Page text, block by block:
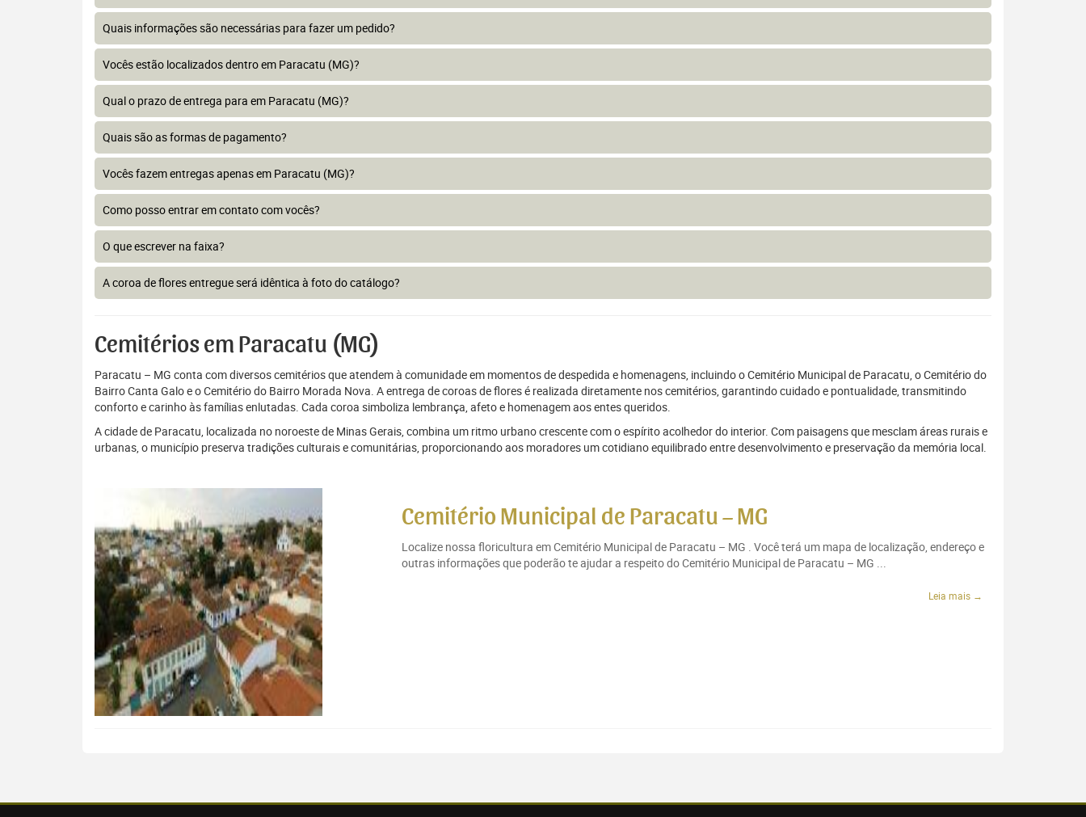
Quais informações são necessárias para fazer um pedido?
Vocês estão localizados dentro em Paracatu (MG)?
Qual o prazo de entrega para em Paracatu (MG)?
Quais são as formas de pagamento?
Vocês fazem entregas apenas em Paracatu (MG)?
Como posso entrar em contato com vocês?
O que escrever na faixa?
A coroa de flores entregue será idêntica à foto do catálogo?
Cemitérios em Paracatu (MG)
Paracatu – MG conta com diversos cemitérios que atendem à comunidade em momentos de despedida e homenagens, incluindo o Cemitério Municipal de Paracatu, o Cemitério do
Bairro Canta Galo e o Cemitério do Bairro Morada Nova. A entrega de coroas de flores é realizada diretamente nos cemitérios, garantindo cuidado e pontualidade, transmitindo
conforto e carinho às famílias enlutadas. Cada coroa simboliza lembrança, afeto e homenagem aos entes queridos.
A cidade de Paracatu, localizada no noroeste de Minas Gerais, combina um ritmo urbano crescente com o espírito acolhedor do interior. Com paisagens que mesclam áreas rurais e
urbanas, o município preserva tradições culturais e comunitárias, proporcionando aos moradores um cotidiano equilibrado entre desenvolvimento e preservação da memória local.
Cemitério Municipal de Paracatu – MG
Localize nossa floricultura em Cemitério Municipal de Paracatu – MG . Você terá um mapa de localização, endereço e
outras informações que poderão te ajudar a respeito do Cemitério Municipal de Paracatu – MG ...
Leia mais →